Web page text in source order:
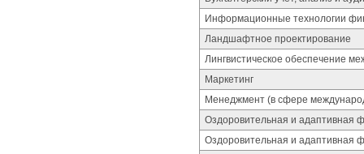
Информационные технологии
Ландшафтное проектирование
Лингвистическое обеспечение
Маркетинг
Менеджмент (в сфере
Оздоровительная и адаптивная
Оздоровительная и адаптивная